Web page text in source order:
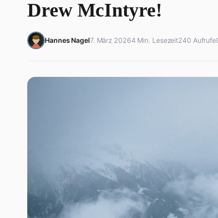
Drew McIntyre!
Hannes Nagel7. März 20264 Min. Lesezeit240 Aufrufe